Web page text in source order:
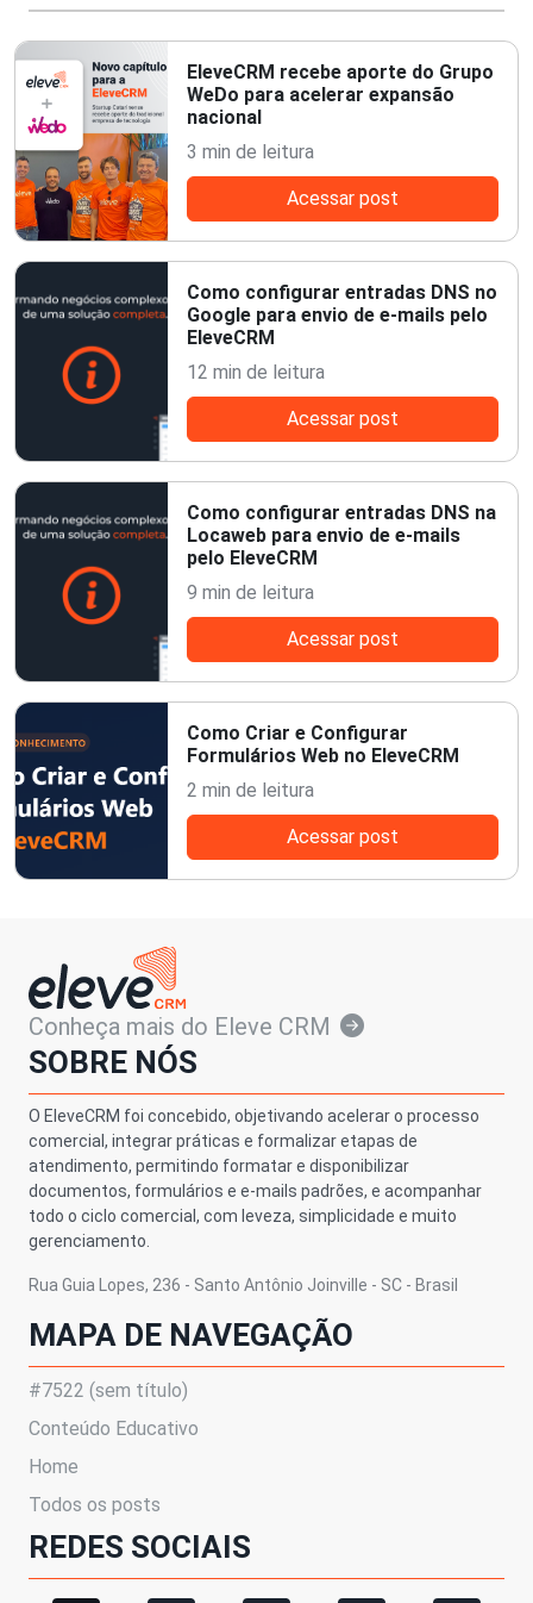
EleveCRM recebe aporte do Grupo
WeDo para acelerar expansão
nacional
3 min de leitura
Acessar post
Como configurar entradas DNS no
Google para envio de e-mails pelo
EleveCRM
12 min de leitura
Acessar post
Como configurar entradas DNS na
Locaweb para envio de e-mails
pelo EleveCRM
9 min de leitura
Acessar post
Como Criar e Configurar
Formulários Web no EleveCRM
2 min de leitura
Acessar post
Conheça mais do Eleve CRM
SOBRE NÓS
O EleveCRM foi concebido, objetivando acelerar o processo
comercial, integrar práticas e formalizar etapas de
atendimento, permitindo formatar e disponibilizar
documentos, formulários e e-mails padrões, e acompanhar
todo o ciclo comercial, com leveza, simplicidade e muito
gerenciamento.
Rua Guia Lopes, 236 - Santo Antônio Joinville - SC - Brasil
MAPA DE NAVEGAÇÃO
#7522 (sem título)
Conteúdo Educativo
Home
Todos os posts
REDES SOCIAIS